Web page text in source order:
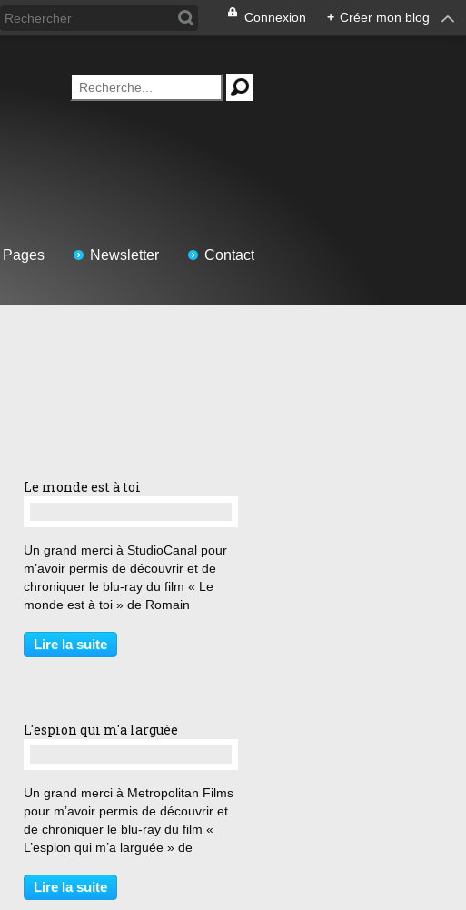
Connexion + Créer mon blog
Pages Newsletter Contact
Le monde est à toi
Un grand merci à StudioCanal pour
m’avoir permis de découvrir et de
chroniquer le blu-ray du film « Le
monde est à toi » de Romain
prison, il peut bien attendre dix
minutes ! » François - de son vrai
Lire la suite
L'espion qui m'a larguée
Un grand merci à Metropolitan Films
pour m’avoir permis de découvrir et
de chroniquer le blu-ray du film «
L’espion qui m’a larguée » de
pas ce côté de l’Europe. Il est trop...
gothique ! » Audrey et Morgan, deux
Lire la suite